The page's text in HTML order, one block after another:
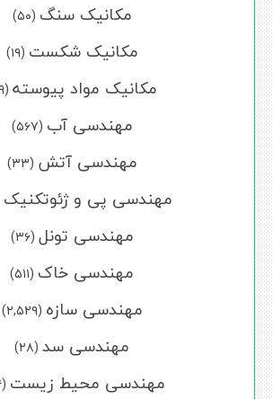
مکانیک سنگ (۵۰)
مکانیک شکست (۱۹)
مکانیک مواد پیوسته (۲۹)
مهندسی آب (۵۶۷)
مهندسی آتش (۳۳)
مهندسی پی و ژئوتکنیک
مهندسی تونل (۳۶)
مهندسی خاک (۵۱۱)
مهندسی سازه (۲,۵۲۹)
مهندسی سد (۲۸)
مهندسی محیط زیست (۱۹۴)